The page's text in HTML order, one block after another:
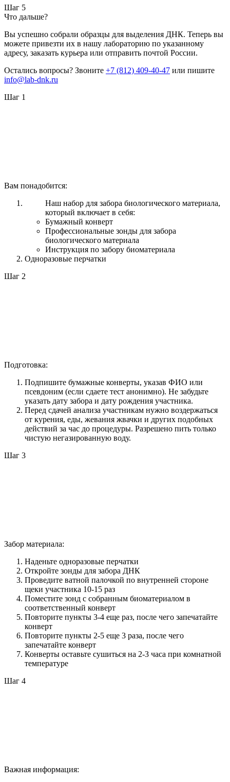
Шаг 5
Что дальше?
Вы успешно собрали образцы для выделения ДНК. Теперь вы
можете привезти их в нашу лабораторию по указанному
адресу, заказать курьера или отправить почтой России.
Остались вопросы? Звоните +7 (812) 409-40-47 или пишите
info@lab-dnk.ru
Шаг 1
Вам понадобится:
Наш набор для забора биологического материала,
который включает в себя:
Бумажный конверт
Профессиональные зонды для забора
биологического материала
Инструкция по забору биоматериала
Одноразовые перчатки
Шаг 2
Подготовка:
Подпишите бумажные конверты, указав ФИО или
псевдоним (если сдаете тест анонимно). Не забудьте
указать дату забора и дату рождения участника.
Перед сдачей анализа участникам нужно воздержаться
от курения, еды, жевания жвачки и других подобных
действий за час до процедуры. Разрешено пить только
чистую негазированную воду.
Шаг 3
Забор материала:
Наденьте одноразовые перчатки
Откройте зонды для забора ДНК
Проведите ватной палочкой по внутренней стороне
щеки участника 10-15 раз
Поместите зонд с собранным биоматериалом в
соответственный конверт
Повторите пункты 3-4 еще раз, после чего запечатайте
конверт
Повторите пункты 2-5 еще 3 раза, после чего
запечатайте конверт
Конверты оставьте сушиться на 2-3 часа при комнатной
температуре
Шаг 4
Важная информация: